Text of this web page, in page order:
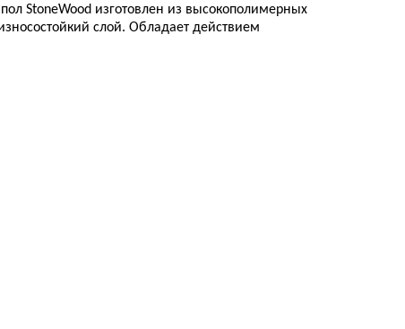
StoneWood изготовлен из высокополимерных
слой. Обладает действием